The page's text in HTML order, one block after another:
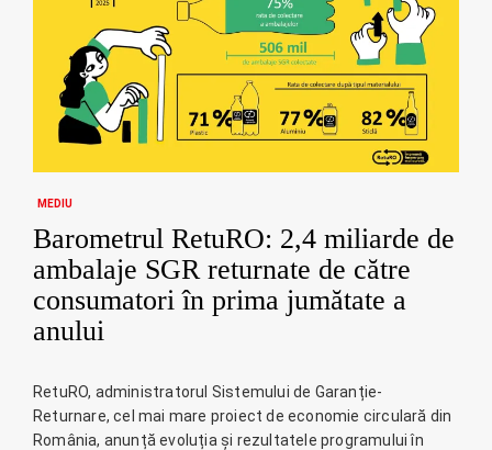
MEDIU
Barometrul RetuRO: 2,4 miliarde de
ambalaje SGR returnate de către
consumatori în prima jumătate a
anului
RetuRO, administratorul Sistemului de Garanție-
Returnare, cel mai mare proiect de economie circulară din
România, anunță evoluția și rezultatele programului în